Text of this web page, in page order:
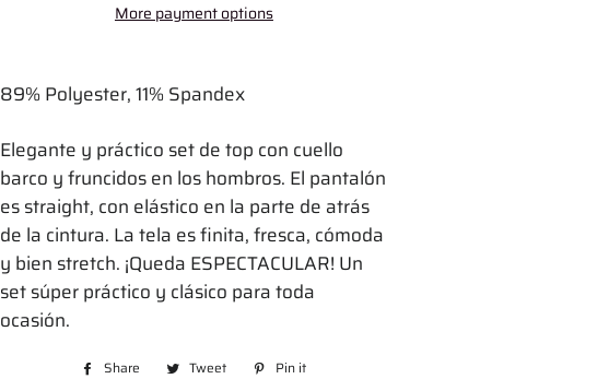
More payment options
89% Polyester, 11% Spandex
Elegante y práctico set de top con cuello
barco y fruncidos en los hombros. El pantalón
es straight, con elástico en la parte de atrás
de la cintura. La tela es finita, fresca, cómoda
y bien stretch. ¡Queda ESPECTACULAR! Un
set súper práctico y clásico para toda
ocasión.
Share
Share Tweet
Tweet Pin it